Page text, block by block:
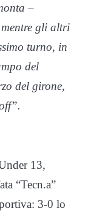
–
gli altri
turno, in
del
del girone,
13,
“Tecn.a”
3-0 lo